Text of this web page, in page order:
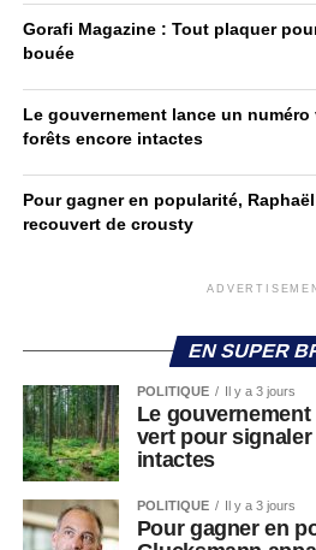
Gorafi Magazine : Tout plaquer
bouée
Le gouvernement lance un
forêts encore intactes
Pour gagner en popularité,
recouvert de crousty
EN SUPER
POLITIQUE Il y a 3 jours
Le
vert pour
intactes
POLITIQUE Il y a 3 jours
Pour gagner en